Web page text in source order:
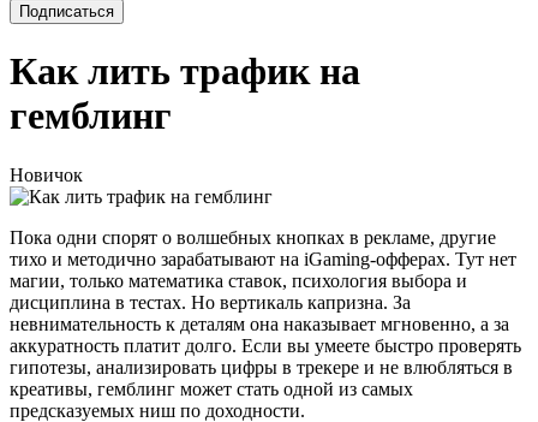
Подписаться
Как лить трафик на
гемблинг
Новичок
Пока одни спорят о волшебных кнопках в рекламе, другие
тихо и методично зарабатывают на iGaming-офферах. Тут нет
магии, только математика ставок, психология выбора и
дисциплина в тестах. Но вертикаль капризна. За
невнимательность к деталям она наказывает мгновенно, а за
аккуратность платит долго. Если вы умеете быстро проверять
гипотезы, анализировать цифры в трекере и не влюбляться в
креативы, гемблинг может стать одной из самых
предсказуемых ниш по доходности.